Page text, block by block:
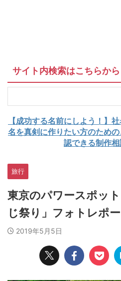
サイト内検索はこちらから
【成功する名前にしよう！】
名を真剣に作りたい方のため
認できる制作
旅行
東京のパワースポッ
じ祭り」フォトレポ
2019年5月5日